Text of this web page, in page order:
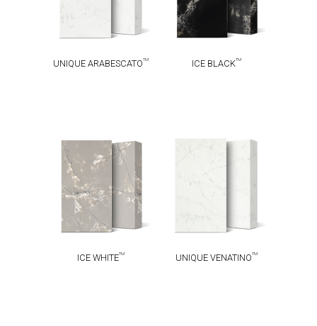
UNIQUE ARABESCATOTM ICE BLACKTM
ICE WHITE TM
ICE WHITETM
UNIQUE
UNIQUE VENATINOTM